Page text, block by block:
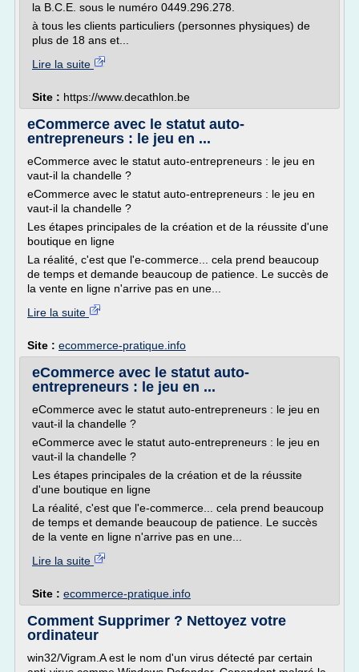
la B.C.E. sous le numéro 0449.296.278.
à tous les clients particuliers (personnes physiques) de
plus de 18 ans et...
Lire la suite
Site : https://www.decathlon.be
eCommerce avec le statut auto-
entrepreneurs : le jeu en ...
eCommerce avec le statut auto-entrepreneurs : le jeu en
vaut-il la chandelle ?
eCommerce avec le statut auto-entrepreneurs : le jeu en
vaut-il la chandelle ?
Les étapes principales de la création et de la réussite d'une
boutique en ligne
La réalité, c'est que l'e-commerce... cela prend beaucoup
de temps et demande beaucoup de patience. Le succès de
la vente en ligne n'arrive pas en une...
Lire la suite
Site : ecommerce-pratique.info
eCommerce avec le statut auto-
entrepreneurs : le jeu en ...
eCommerce avec le statut auto-entrepreneurs : le jeu en
vaut-il la chandelle ?
eCommerce avec le statut auto-entrepreneurs : le jeu en
vaut-il la chandelle ?
Les étapes principales de la création et de la réussite
d'une boutique en ligne
La réalité, c'est que l'e-commerce... cela prend beaucoup
de temps et demande beaucoup de patience. Le succès
de la vente en ligne n'arrive pas en une...
Lire la suite
Site : ecommerce-pratique.info
Comment Supprimer ? Nettoyez votre
ordinateur
win32/Vigram.A est le nom d'un virus détecté par certain